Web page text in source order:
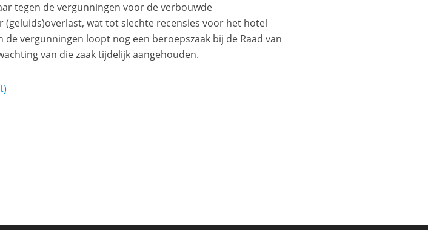
tegen de vergunningen voor de verbouwde
(geluids)overlast, wat tot slechte recensies voor het hotel
de vergunningen loopt nog een beroepszaak bij de Raad van
van die zaak tijdelijk aangehouden.